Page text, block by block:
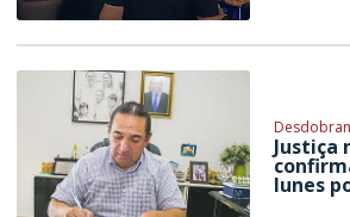
Justiça
Iunes